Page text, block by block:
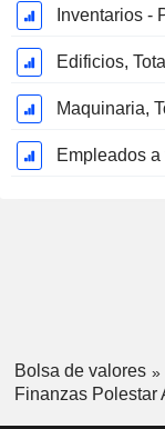
Inventarios -
Edificios, Total
Maquinaria,
Empleados
Bolsa de valores
Finanzas Polestar